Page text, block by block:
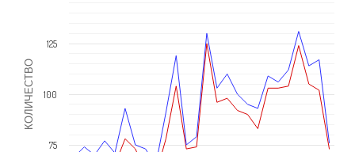
КОЛИЧЕСТВО
75
100
125